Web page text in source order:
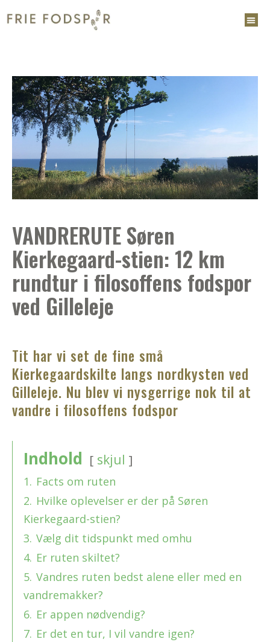
VANDRERUTE Søren
Kierkegaard-stien: 12 km
rundtur i filosoffens fodspor
ved Gilleleje
Tit har vi set de fine små
Kierkegaardskilte langs nordkysten ved
Gilleleje. Nu blev vi nysgerrige nok til at
vandre i filosoffens fodspor
Indhold skjul
1. Facts om ruten
2. Hvilke oplevelser er der på Søren
Kierkegaard-stien?
3. Vælg dit tidspunkt med omhu
4. Er ruten skiltet?
5. Vandres ruten bedst alene eller med en
vandremakker?
6. Er appen nødvendig?
7. Er det en tur, I vil vandre igen?